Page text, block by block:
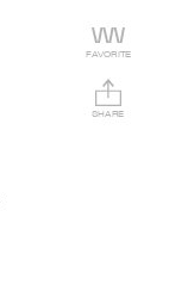
FAVORITE
SHARE